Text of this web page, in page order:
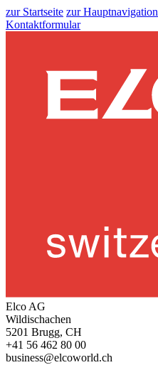
zur Startseite zur Hauptnavigation
Kontaktformular
Elco AG
Wildischachen
5201 Brugg, CH
+41 56 462 80 00
business@elcoworld.ch